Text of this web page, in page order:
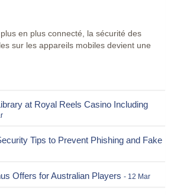
en plus connecté, la sécurité des
sur les appareils mobiles devient une
at Royal Reels Casino Including
Tips to Prevent Phishing and Fake
Offers for Australian Players - 12 Mar